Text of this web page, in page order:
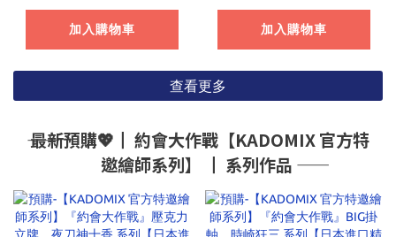
加入購物車 加入購物車
查看更多
―― 最新預購💖┃ 約會大作戰【KADOMIX 官方特
邀繪師系列】 ┃ 系列作品 ――